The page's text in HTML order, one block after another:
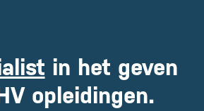
in het geven
opleidingen.